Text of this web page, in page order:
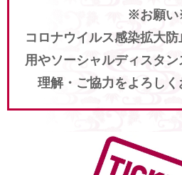
※お願
コロナウイルス感染拡大
用やソーシャルディスタ
理解・ご協力をよろし